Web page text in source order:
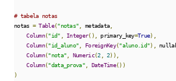
# tabela notas
notas = Table("notas" metadata,
Column("id" Integer(), primary_key=True),
Column("id_aluno" ForeignKey("aluno.id"),
Column("nota" Numeric(2 2)),
Column("data_prova", DateTime())
)